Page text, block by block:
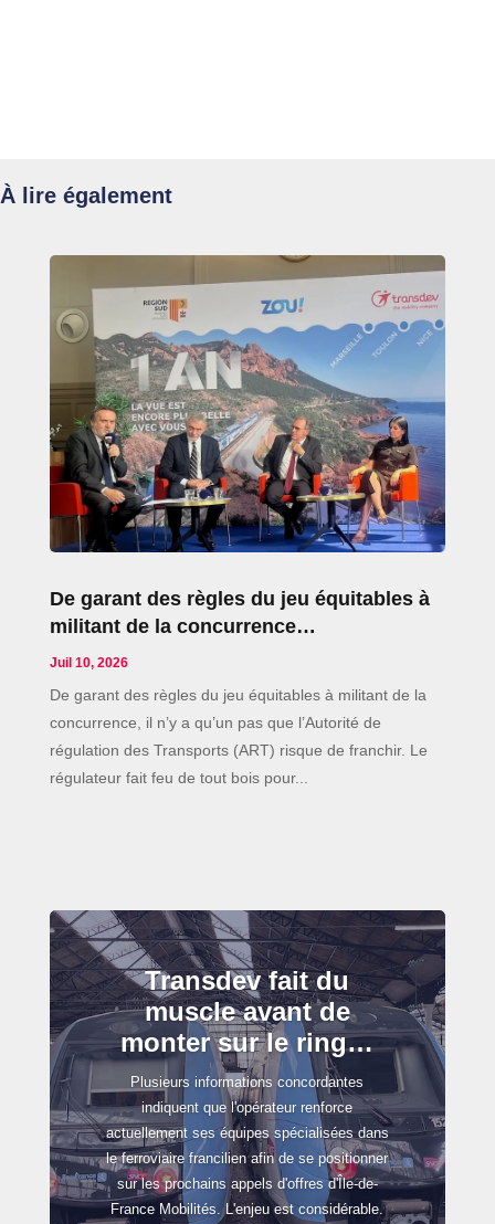
À lire également
De garant des règles du jeu équitables à
militant de la concurrence…
Juil 10, 2026
De garant des règles du jeu équitables à militant de la
concurrence, il n’y a qu’un pas que l’Autorité de
régulation des Transports (ART) risque de franchir. Le
régulateur fait feu de tout bois pour...
Transdev fait du
muscle avant de
monter sur le ring…
Plusieurs informations concordantes
indiquent que l'opérateur renforce
actuellement ses équipes spécialisées dans
le ferroviaire francilien afin de se positionner
sur les prochains appels d'offres d'Île-de-
France Mobilités. L'enjeu est considérable.